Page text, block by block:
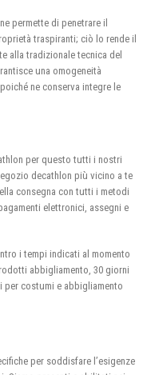
permette di penetrare il
traspiranti; ciò lo rende il
alla tradizionale tecnica del
una omogeneità
ne conserva integre le
per questo tutti i nostri
decathlon più vicino a te
consegna con tutti i metodi
elettronici, assegni e
i tempi indicati al momento
abbigliamento, 30 giorni
costumi e abbigliamento
per soddisfare l’esigenze